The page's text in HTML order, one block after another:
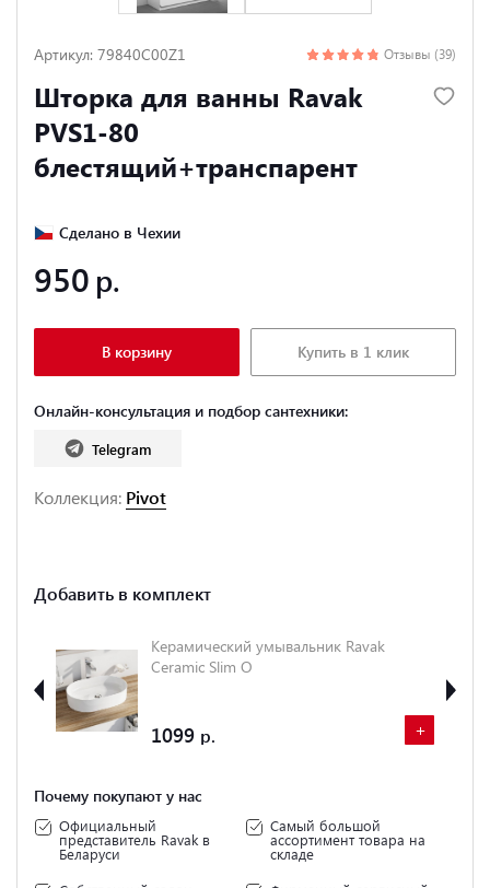
Артикул: 79840C00Z1 Отзывы (39)
Шторка для ванны Ravak
PVS1-80
блестящий+транспарент
Сделано в Чехии
950
В корзину Купить в 1 клик
Онлайн-консультация и подбор сантехники:
Telegram
Коллекция: Pivot
Добавить в комплект
Керамический умывальник Ravak
Ceramic Slim O
1099 +
Почему покупают у нас
Официальный
представитель Ravak в
Беларуси
Самый большой
ассортимент товара на
складе